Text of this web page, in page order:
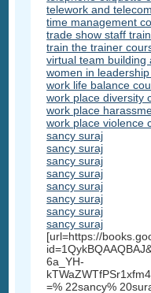
telework and
time management
trade show staff
train the trainer
virtual team building
women in
work life balance
work place diversity
work place
work place violence
sancy suraj
sancy suraj
sancy suraj
sancy suraj
sancy suraj
sancy suraj
sancy suraj
sancy suraj
[url=https://
6a_YH-
=% 22sancy%